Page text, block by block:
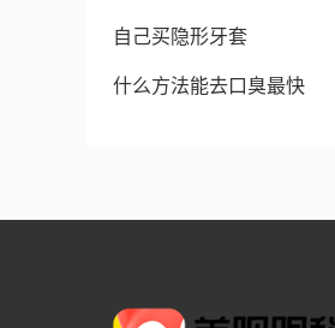
自己买隐形牙套
什么方法能去口臭最快